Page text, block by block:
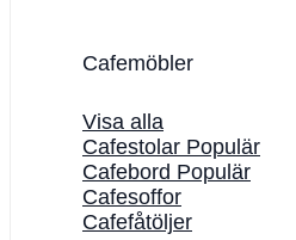
Cafemöbler
Visa alla
Cafestolar
Cafebord
Cafesoffor
Cafefåtöljer